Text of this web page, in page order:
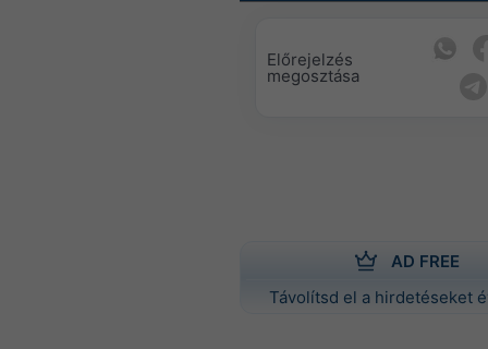
Előrejelzés
megosztása
AD FREE
Távolítsd el a hirdetéseket